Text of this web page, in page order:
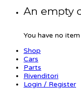
An empty
You have no
Shop
Cars
Parts
Rivenditori
Login / Register